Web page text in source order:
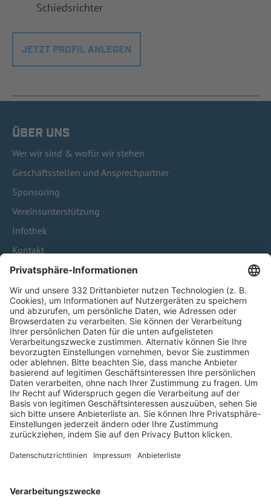
Schiedsrichter
JETZT PROFIL ANLEGEN
ÜBER UNS
Wer wir sind & wofür wir stehen
Geschäftsstellen und Ansprechpartner
Sponsoring
Vereinsunterstützung
Infothek
Kontakt
HÄUFIG BESUCHTE SEITEN
Pässe und Vereinswechsel
Trainerausbildung
Schulungsangebot Vereinsmitarbeiter
BFV-Geschäftsstellen
Trainerbörse
Login SpielPlus
FOLGE DEM BFV